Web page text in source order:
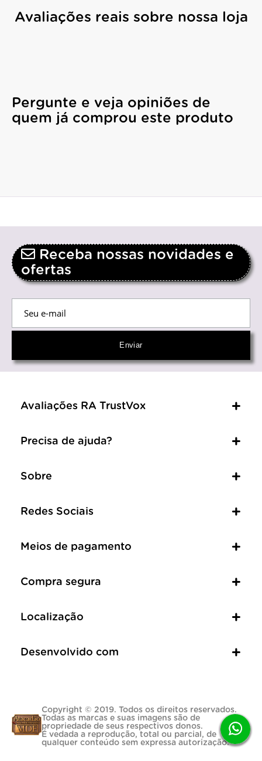
Avaliações reais sobre nossa loja
Pergunte e veja opiniões de
quem já comprou este produto
Receba nossas novidades e
ofertas
Avaliações RA TrustVox
Precisa de ajuda?
Sobre
Redes Sociais
Meios de pagamento
Compra segura
Localização
Desenvolvido com
Copyright © 2019. Todos os direitos reservados.
Todas as marcas e suas imagens são de
propriedade de seus respectivos donos.
É vedada a reprodução, total ou parcial, de
qualquer conteúdo sem expressa autorização.